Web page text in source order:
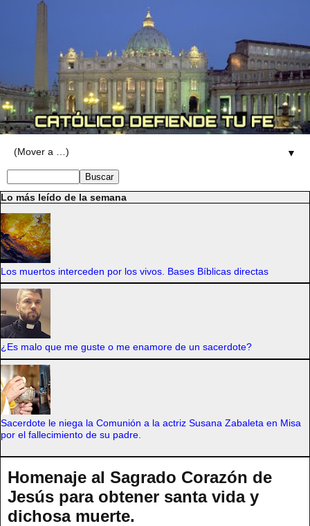
▼
Lo más leído de la semana
Los muertos interceden por los vivos. Bases Bíblicas directas
¿Es malo que me guste o me enamore de un sacerdote?
Sacerdote le niega la Comunión a la actriz Susana Zabaleta en Misa
por el fallecimiento de su padre.
Homenaje al Sagrado Corazón de
Jesús para obtener santa vida y
dichosa muerte.